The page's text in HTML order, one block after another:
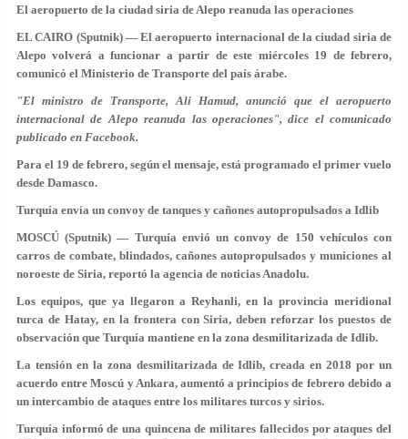
El aeropuerto de la ciudad siria de Alepo reanuda las operaciones
EL CAIRO (Sputnik) — El aeropuerto internacional de la ciudad siria de
Alepo volverá a funcionar a partir de este miércoles 19 de febrero,
comunicó el Ministerio de Transporte del país árabe.
"El ministro de Transporte, Ali Hamud, anunció que el aeropuerto
internacional de Alepo reanuda las operaciones", dice el comunicado
publicado en Facebook.
Para el 19 de febrero, según el mensaje, está programado el primer vuelo
desde Damasco.
Turquía envía un convoy de tanques y cañones autopropulsados a Idlib
MOSCÚ (Sputnik) — Turquía envió un convoy de 150 vehículos con
carros de combate, blindados, cañones autopropulsados y municiones al
noroeste de Siria, reportó la agencia de noticias Anadolu.
Los equipos, que ya llegaron a Reyhanli, en la provincia meridional
turca de Hatay, en la frontera con Siria, deben reforzar los puestos de
observación que Turquía mantiene en la zona desmilitarizada de Idlib.
La tensión en la zona desmilitarizada de Idlib, creada en 2018 por un
acuerdo entre Moscú y Ankara, aumentó a principios de febrero debido a
un intercambio de ataques entre los militares turcos y sirios.
Turquía informó de una quincena de militares fallecidos por ataques del